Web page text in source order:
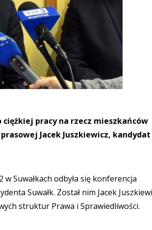
pracy na rzecz mieszkańców
Jacek Juszkiewicz, kandydat
Suwałkach odbyła się konferencja
Suwałk. Został nim Jacek
struktur Prawa i Sprawiedliwości.